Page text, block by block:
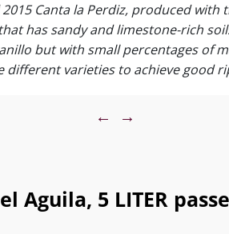
Canta la Perdiz, produced
has sandy and limestone-rich
but with small percentages of
varieties to achieve good
← →
Aguila, 5 LITER